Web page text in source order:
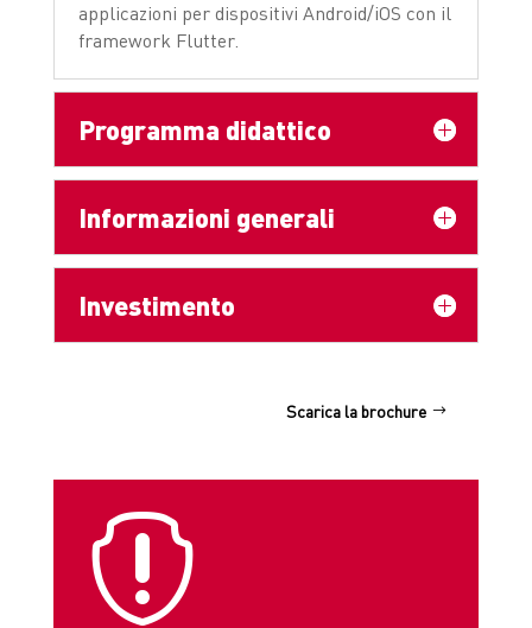
applicazioni per dispositivi Android/iOS con il
framework Flutter.
Programma didattico
Informazioni generali
Investimento
Scarica la brochure
